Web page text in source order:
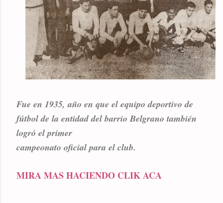
Fue en 1935, año en que el equipo deportivo de
fútbol de la entidad del barrio Belgrano también
logró el primer
campeonato oficial para el club.
MIRA MAS HACIENDO CLIK ACA